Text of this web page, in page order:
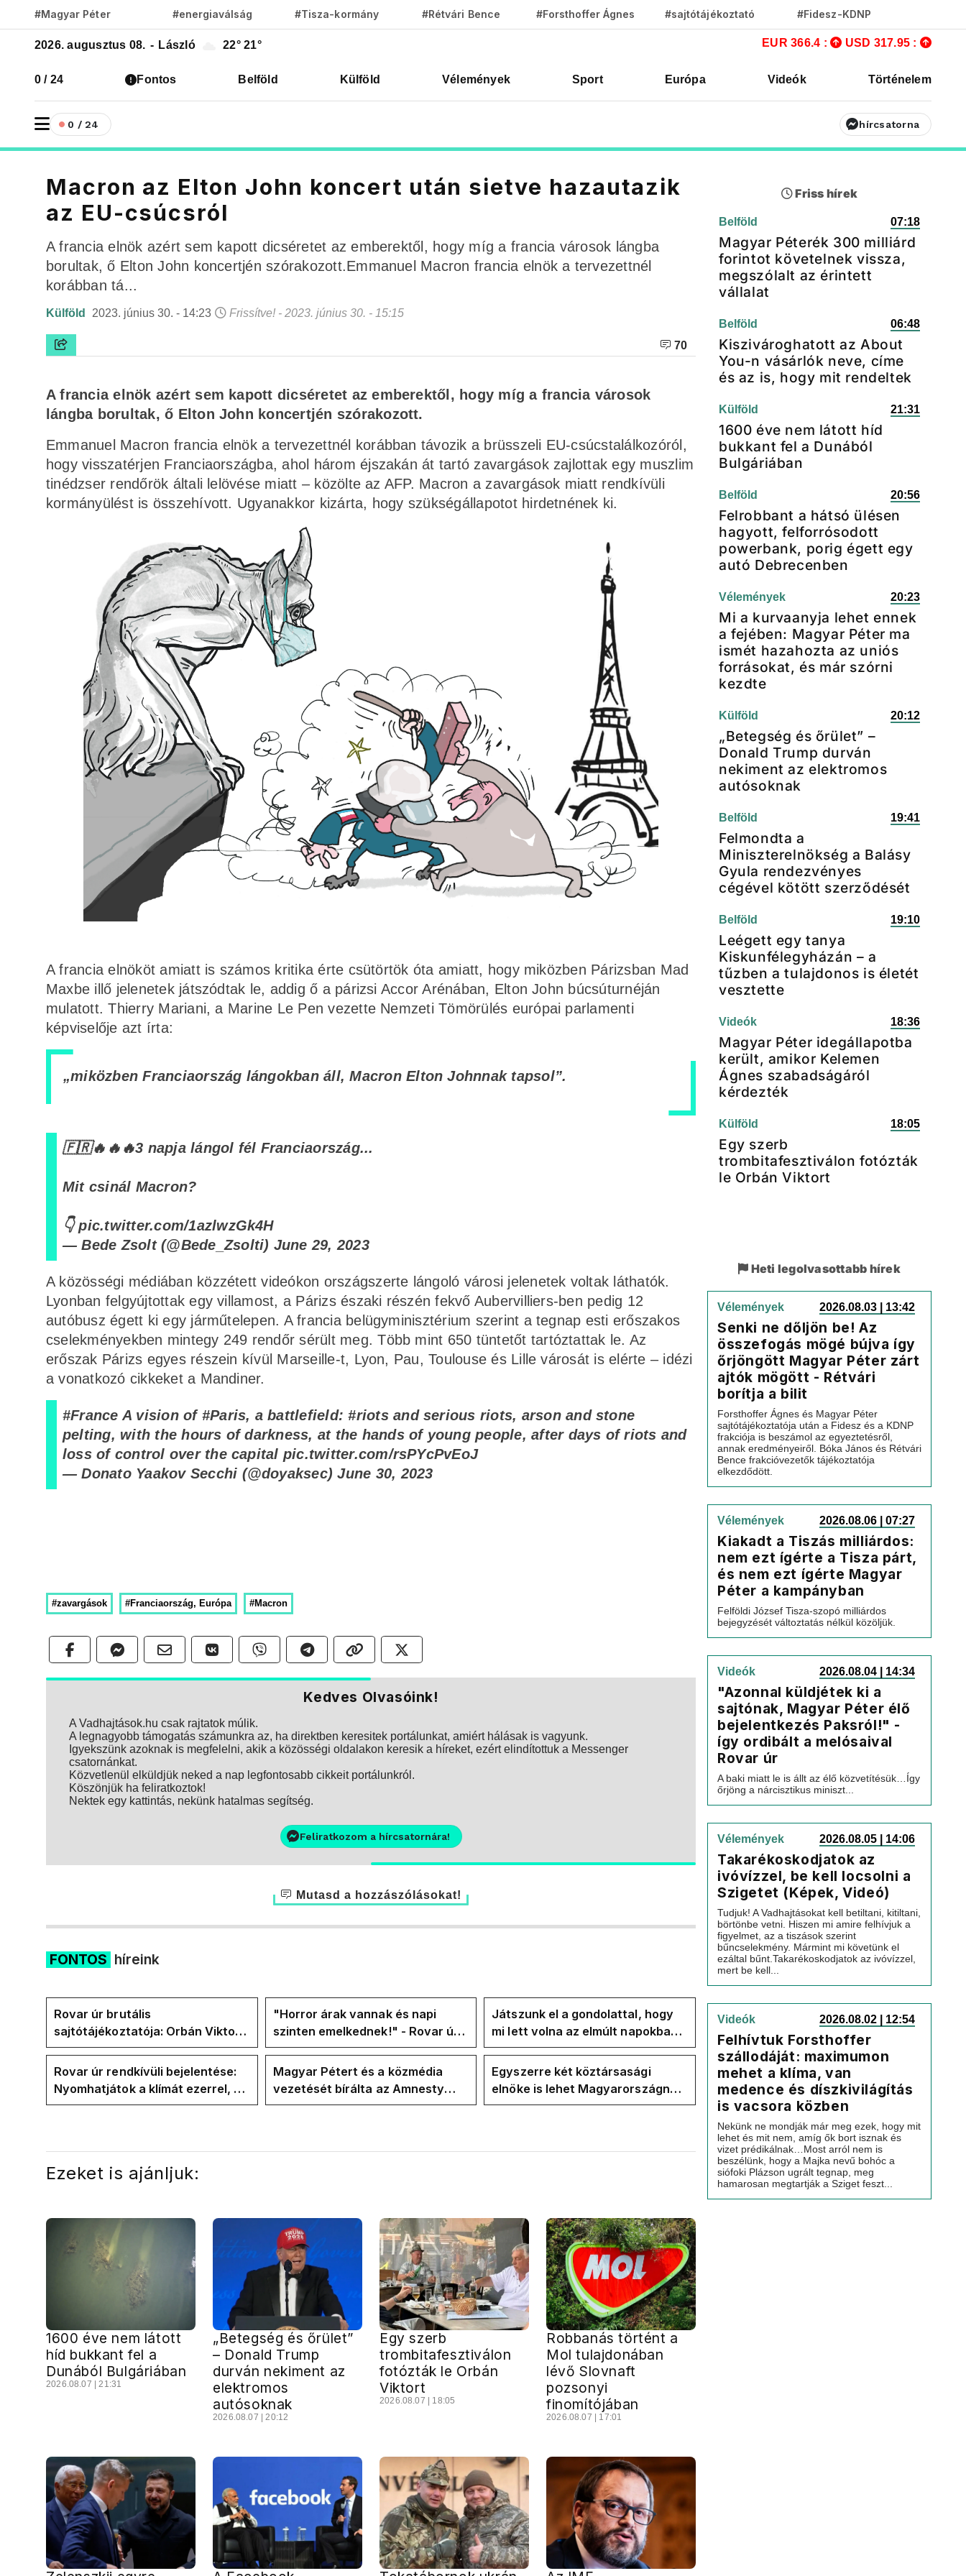
#Magyar Péter #energiaválság #Tisza-kormány #Rétvári Bence #Forsthoffer Ágnes #sajtótájékoztató #Fidesz-KDNP
2026. augusztus 08. - László 22° 21° EUR 366.4 : USD 317.95 :
0 / 24 Fontos Belföld Külföld Vélemények Sport Európa Videók Történelem
0 / 24 hírcsatorna
Macron az Elton John koncert után sietve hazautazik
az EU-csúcsról
A francia elnök azért sem kapott dicséretet az emberektől, hogy míg a francia városok lángba
borultak, ő Elton John koncertjén szórakozott.Emmanuel Macron francia elnök a tervezettnél
korábban tá...
Külföld 2023. június 30. - 14:23 Frissítve! - 2023. június 30. - 15:15
70
A francia elnök azért sem kapott dicséretet az emberektől, hogy míg a francia városok
lángba borultak, ő Elton John koncertjén szórakozott.
Emmanuel Macron francia elnök a tervezettnél korábban távozik a brüsszeli EU-csúcstalálkozóról,
hogy visszatérjen Franciaországba, ahol három éjszakán át tartó zavargások zajlottak egy muszlim
tinédzser rendőrök általi lelövése miatt – közölte az AFP. Macron a zavargások miatt rendkívüli
kormányülést is összehívott. Ugyanakkor kizárta, hogy szükségállapotot hirdetnének ki.
A francia elnököt amiatt is számos kritika érte csütörtök óta amiatt, hogy miközben Párizsban Mad
Maxbe illő jelenetek játszódtak le, addig ő a párizsi Accor Arénában, Elton John búcsúturnéján
mulatott. Thierry Mariani, a Marine Le Pen vezette Nemzeti Tömörülés európai parlamenti
képviselője azt írta:
„miközben Franciaország lángokban áll, Macron Elton Johnnak tapsol”.
🇫🇷🔥🔥🔥3 napja lángol fél Franciaország...
Mit csinál Macron?
👇pic.twitter.com/1azlwzGk4H
— Bede Zsolt (@Bede_Zsolti) June 29, 2023
A közösségi médiában közzétett videókon országszerte lángoló városi jelenetek voltak láthatók.
Lyonban felgyújtottak egy villamost, a Párizs északi részén fekvő Aubervilliers-ben pedig 12
autóbusz égett ki egy járműtelepen. A francia belügyminisztérium szerint a tegnap esti erőszakos
cselekményekben mintegy 249 rendőr sérült meg. Több mint 650 tüntetőt tartóztattak le. Az
erőszak Párizs egyes részein kívül Marseille-t, Lyon, Pau, Toulouse és Lille városát is elérte – idézi
a vonatkozó cikkeket a Mandiner.
#France A vision of #Paris, a battlefield:#riotsand serious riots, arson and stone
pelting, with the hours of darkness, at the hands of young people, after days of riots and
loss of control over the capital pic.twitter.com/rsPYcPvEoJ
— Donato Yaakov Secchi (@doyaksec)June 30, 2023
#zavargások #Franciaország, Európa #Macron
Kedves Olvasóink!
A Vadhajtások.hu csak rajtatok múlik.
A legnagyobb támogatás számunkra az, ha direktben keresitek portálunkat, amiért hálásak is vagyunk.
Igyekszünk azoknak is megfelelni, akik a közösségi oldalakon keresik a híreket, ezért elindítottuk a Messenger
csatornánkat.
Közvetlenül elküldjük neked a nap legfontosabb cikkeit portálunkról.
Köszönjük ha feliratkoztok!
Nektek egy kattintás, nekünk hatalmas segítség.
Feliratkozom a hírcsatornára!
Mutasd a hozzászólásokat!
FONTOS híreink
Rovar úr brutális
sajtótájékoztatója: Orbán Viktor
és a Vadhajtások a felelős a
kialakult helyzetért
"Horror árak vannak és napi
szinten emelkednek!" - Rovar úr
Facebook-oldalán lázadnak a
Tiszások
Játszunk el a gondolattal, hogy
mi lett volna az elmúlt napokban
rezsicsökkentés nélkül
Rovar úr rendkívüli bejelentése:
Nyomhatjátok a klímát ezerrel, a
hűtőket letekerhetitek, vége az
Magyar Pétert és a közmédia
vezetését bírálta az Amnesty
International a Klubrádióban
Egyszerre két köztársasági
elnöke is lehet Magyarországnak
jövő hétre
Ezeket is ajánljuk:
1600 éve nem látott
híd bukkant fel a
Dunából Bulgáriában
2026.08.07 | 21:31
„Betegség és őrület”
– Donald Trump
durván nekiment az
elektromos
autósoknak
2026.08.07 | 20:12
Egy szerb
trombitafesztiválon
fotózták le Orbán
Viktort
2026.08.07 | 18:05
Robbanás történt a
Mol tulajdonában
lévő Slovnaft
pozsonyi
finomítójában
2026.08.07 | 17:01
Friss hírek
Belföld 07:18
Magyar Péterék 300 milliárd
forintot követelnek vissza,
megszólalt az érintett
vállalat
Belföld 06:48
Kiszivároghatott az About
You-n vásárlók neve, címe
és az is, hogy mit rendeltek
Külföld 21:31
1600 éve nem látott híd
bukkant fel a Dunából
Bulgáriában
Belföld 20:56
Felrobbant a hátsó ülésen
hagyott, felforrósodott
powerbank, porig égett egy
autó Debrecenben
Vélemények 20:23
Mi a kurvaanyja lehet ennek
a fejében: Magyar Péter ma
ismét hazahozta az uniós
forrásokat, és már szórni
kezdte
Külföld 20:12
„Betegség és őrület” –
Donald Trump durván
nekiment az elektromos
autósoknak
Belföld 19:41
Felmondta a
Miniszterelnökség a Balásy
Gyula rendezvényes
cégével kötött szerződését
Belföld 19:10
Leégett egy tanya
Kiskunfélegyházán – a
tűzben a tulajdonos is életét
vesztette
Videók 18:36
Magyar Péter idegállapotba
került, amikor Kelemen
Ágnes szabadságáról
kérdezték
Külföld 18:05
Egy szerb
trombitafesztiválon fotózták
le Orbán Viktort
Heti legolvasottabb hírek
Vélemények 2026.08.03 | 13:42
Senki ne dőljön be! Az
összefogás mögé bújva így
őrjöngött Magyar Péter zárt
ajtók mögött - Rétvári
borítja a bilit
Forsthoffer Ágnes és Magyar Péter
sajtótájékoztatója után a Fidesz és a KDNP
frakciója is beszámol az egyeztetésről,
annak eredményeiről. Bóka János és Rétvári
Bence frakcióvezetők tájékoztatója
elkezdődött.
Vélemények 2026.08.06 | 07:27
Kiakadt a Tiszás milliárdos:
nem ezt ígérte a Tisza párt,
és nem ezt ígérte Magyar
Péter a kampányban
Felföldi József Tisza-szopó milliárdos
bejegyzését változtatás nélkül közöljük.
Videók 2026.08.04 | 14:34
"Azonnal küldjétek ki a
sajtónak, Magyar Péter élő
bejelentkezés Paksról!" -
így ordibált a melósaival
Rovar úr
A baki miatt le is állt az élő közvetítésük…Így
őrjöng a nárcisztikus miniszt...
Vélemények 2026.08.05 | 14:06
Takarékoskodjatok az
ivóvízzel, be kell locsolni a
Szigetet (Képek, Videó)
Tudjuk! A Vadhajtásokat kell betiltani, kitiltani,
börtönbe vetni. Hiszen mi amire felhívjuk a
figyelmet, az a tiszások szerint
bűncselekmény. Mármint mi követünk el
ezáltal bűnt.Takarékoskodjatok az ivóvízzel,
mert be kell...
Videók 2026.08.02 | 12:54
Felhívtuk Forsthoffer
szállodáját: maximumon
mehet a klíma, van
medence és díszkivilágítás
is vacsora közben
Nekünk ne mondják már meg ezek, hogy mit
lehet és mit nem, amíg ők bort isznak és
vizet prédikálnak…Most arról nem is
beszélünk, hogy a Majka nevű bohóc a
siófoki Plázson ugrált tegnap, meg
hamarosan megtartják a Sziget feszt...